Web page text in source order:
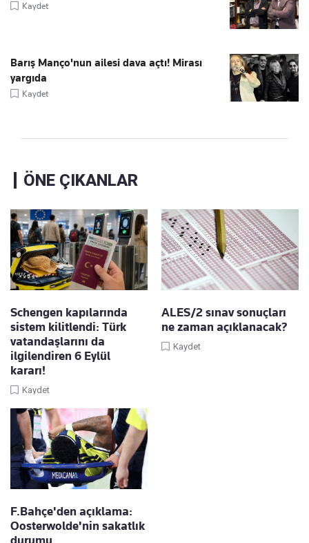
Kaydet
Barış Manço'nun ailesi dava açtı! Mirası
yargıda
Kaydet
ÖNE ÇIKANLAR
Schengen kapılarında
sistem kilitlendi: Türk
vatandaşlarını da
ilgilendiren 6 Eylül
kararı!
Kaydet
ALES/2 sınav sonuçları
ne zaman açıklanacak?
Kaydet
F.Bahçe'den açıklama:
Oosterwolde'nin sakatlık